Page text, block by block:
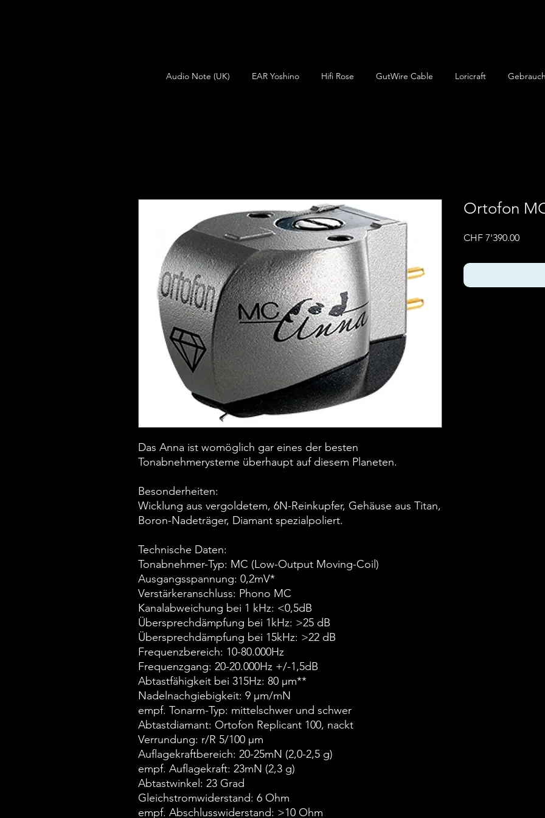
Audio Note (UK) EAR Yoshino Hifi Rose GutWire Cable Loricraft
Das Anna ist womöglich gar eines der besten
Tonabnehmerysteme überhaupt auf diesem Planeten.
Besonderheiten:
Wicklung aus vergoldetem, 6N-Reinkupfer, Gehäuse aus Titan,
Boron-Nadeträger, Diamant spezialpoliert.
Technische Daten:
Tonabnehmer-Typ: MC (Low-Output Moving-Coil)
Ausgangsspannung: 0,2mV*
Verstärkeranschluss: Phono MC
Kanalabweichung bei 1 kHz: <0,5dB
Übersprechdämpfung bei 1kHz: >25 dB
Übersprechdämpfung bei 15kHz: >22 dB
Frequenzbereich: 10-80.000Hz
Frequenzgang: 20-20.000Hz +/-1,5dB
Abtastfähigkeit bei 315Hz: 80 µm**
Nadelnachgiebigkeit: 9 µm/mN
empf. Tonarm-Typ: mittelschwer und schwer
Abtastdiamant: Ortofon Replicant 100, nackt
Verrundung: r/R 5/100 µm
Auflagekraftbereich: 20-25mN (2,0-2,5 g)
empf. Auflagekraft: 23mN (2,3 g)
Abtastwinkel: 23 Grad
Gleichstromwiderstand: 6 Ohm
empf. Abschlusswiderstand: >10 Ohm
Ortofon
CHF 7'390.00Preis